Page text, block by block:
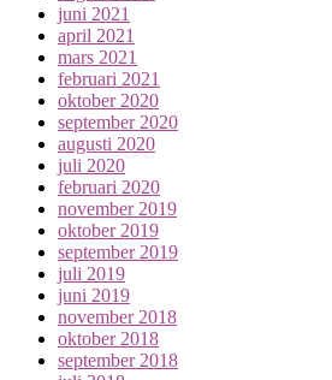
juni 2021
april 2021
mars 2021
februari 2021
oktober 2020
september 2020
augusti 2020
juli 2020
februari 2020
november 2019
oktober 2019
september 2019
juli 2019
juni 2019
november 2018
oktober 2018
september 2018